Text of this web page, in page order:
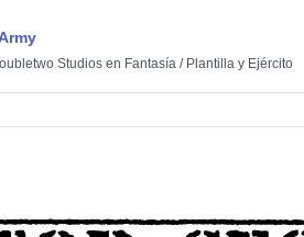
Studiosen Fantasía/ Plantilla y Ejército